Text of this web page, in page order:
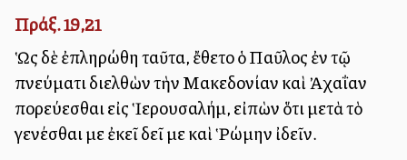
Πράξ. 19,21
Ὡς δὲ ἐπληρώθη ταῦτα, ἔθετο ὁ Παῦλος ἐν τῷ
πνεύματι διελθὼν τὴν Μακεδονίαν καὶ Ἀχαΐαν
πορεύεσθαι εἰς Ἱερουσαλήμ, εἰπὼν ὅτι μετὰ τὸ
γενέσθαι με ἐκεῖ δεῖ με καὶ Ῥώμην ἰδεῖν.